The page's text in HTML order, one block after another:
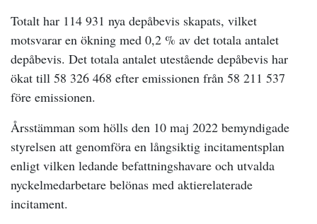
Totalt har 114 931 nya depåbevis skapats, vilket
motsvarar en ökning med 0,2 % av det totala antalet
depåbevis. Det totala antalet utestående depåbevis har
ökat till 58 326 468 efter emissionen från 58 211 537
före emissionen.
Årsstämman som hölls den 10 maj 2022 bemyndigade
styrelsen att genomföra en långsiktig incitamentsplan
enligt vilken ledande befattningshavare och utvalda
nyckelmedarbetare belönas med aktierelaterade
incitament.